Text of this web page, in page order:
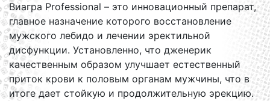
Виагра Professional – это инновационный препарат,
главное назначение которого восстановление
мужского лебидо и лечении эректильной
дисфункции. Установленно, что дженерик
качественным образом улучшает естественный
приток крови к половым органам мужчины, что в
итоге дает стойкую и продолжительную эрекцию.